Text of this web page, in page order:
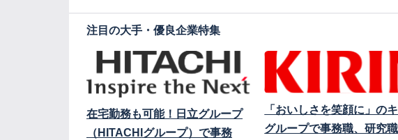
注目の大手・優良企業特集
在宅勤務も可能！日立グループ
（HITACHIグループ）で事務
「おいしさを笑顔に」の
グループで事務職、研究